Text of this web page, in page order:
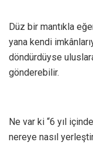
Düz bir mantıkla
yana kendi
döndürdüyse
gönderebilir.
Ne var ki “6 yıl
nereye nasıl